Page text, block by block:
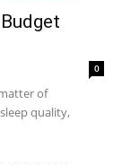
0
of
quality,